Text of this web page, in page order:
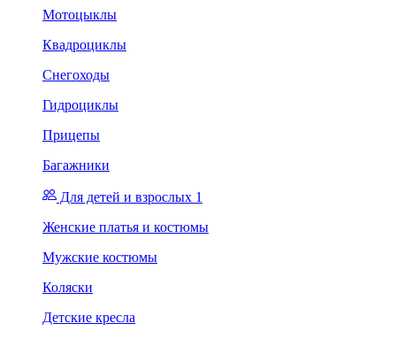
Мотоцыклы
Квадроциклы
Снегоходы
Гидроциклы
Прицепы
Багажники
Для детей и взрослых 1
Женские платья и костюмы
Мужские костюмы
Коляски
Детские кресла